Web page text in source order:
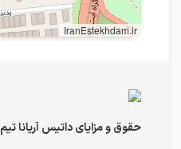
IranEstekhdam.ir
حقوق و مزایای داتیس آریانا تیم